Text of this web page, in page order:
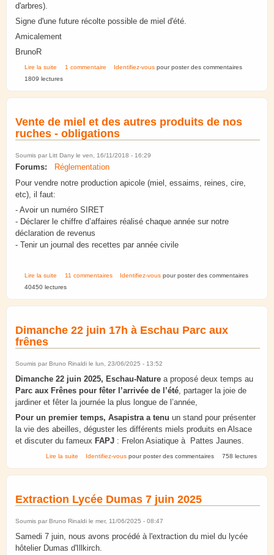
d'arbres).
Signe d'une future récolte possible de miel d'été.
Amicalement
BrunoR
Lire la suite de Sophora Japonica en fleurs
1 commentaire Identifiez-vous pour poster des commentaires
1809 lectures
Vente de miel et des autres produits de nos
ruches - obligations
Soumis par Litt Dany le ven, 16/11/2018 - 16:29
Forums:
Réglementation
Pour vendre notre production apicole (miel, essaims, reines, cire,
etc), il faut:
- Avoir un numéro SIRET
- Déclarer le chiffre d’affaires réalisé chaque année sur notre
déclaration de revenus
- Tenir un journal des recettes par année civile
Lire la suite de Vente de miel et des autres produits de nos ruches - obligations
11 commentaires Identifiez-vous pour poster des commentaires
40450 lectures
Dimanche 22 juin 17h à Eschau Parc aux
frênes
Soumis par Bruno Rinaldi le lun, 23/06/2025 - 13:52
Dimanche 22 juin 2025, Eschau-Nature a proposé deux temps au
Parc aux Frênes pour fêter l’arrivée de l’été, partager la joie de
jardiner et fêter la journée la plus longue de l’année,
Pour un premier temps, Asapistra a tenu un stand pour présenter
la vie des abeilles, déguster les différents miels produits en Alsace
et discuter du fameux FAPJ : Frelon Asiatique à Pattes Jaunes.
Lire la suite de Dimanche 22 juin 17h à Eschau Parc aux frênes
Identifiez-vous pour poster des commentaires 758 lectures
Extraction Lycée Dumas 7 juin 2025
Soumis par Bruno Rinaldi le mer, 11/06/2025 - 08:47
Samedi 7 juin, nous avons procédé à l'extraction du miel du lycée
hôtelier Dumas d'Illkirch.